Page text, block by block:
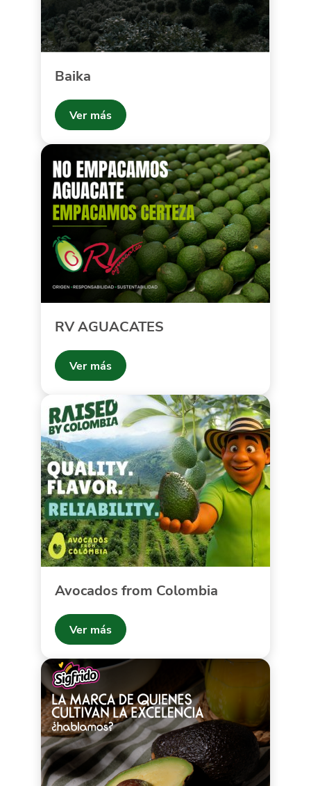
Baika
Ver más
RV AGUACATES
Ver más
Avocados from Colombia
Ver más